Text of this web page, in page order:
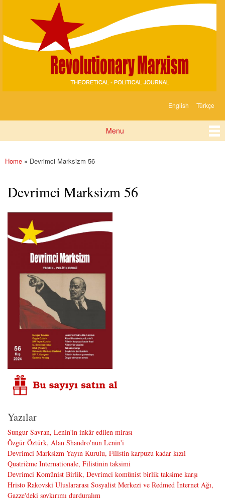
content
Marksizm
English Türkçe
Menu
You are here
Home » Devrimci Marksizm 56
Devrimci Marksizm 56
Yazılar
Sungur Savran, Lenin'in inkâr edilen mirası
Özgür Öztürk, Alan Shandro'nun Lenin'i
Devrimci Marksizm Yayın Kurulu, Filistin karpuzu kadar kızıl
Quatrième Internationale, Filistinin taksimi
Devrimci Komünist Birlik, Devrimci komünist birlik taksime karşı
Hristo Rakovski Uluslararası Sosyalist Merkezi ve Redmed İnternet Ağı,
Gazze'deki soykırımı durduralım